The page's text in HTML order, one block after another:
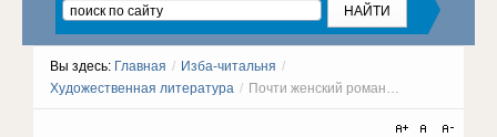
Вы здесь: Главная / Изба-читальня /
Художественная литература / Почти женский роман…